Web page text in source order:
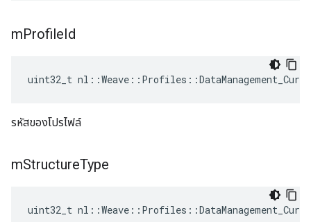
mProfileId
uint32_t
รหัสของโปรไฟล์
mStructureType
uint32_t